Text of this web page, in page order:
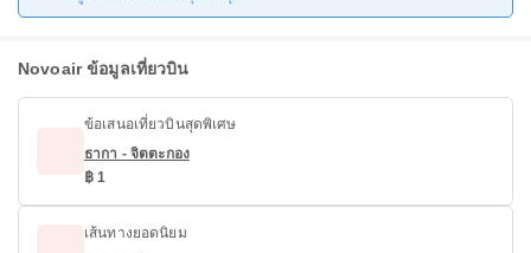
Novoair ข้อมูลเที่ยวบิน
ข้อเสนอเที่ยวบินสุดพิเศษ
ธากา - จิตตะกอง
฿ 1
เส้นทางยอดนิยม